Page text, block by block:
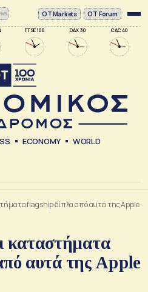
FTSE 100 DAX 30 CAC 40
ΟΤ Markets OT Forum
ECONOMY WORLD
flagship δίπλα από αυτά της Apple
καταστήματα
αυτά της Apple